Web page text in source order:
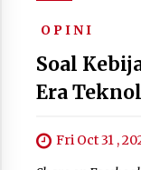
O P I N I
Soal
Era
Fri Oct 31 ,